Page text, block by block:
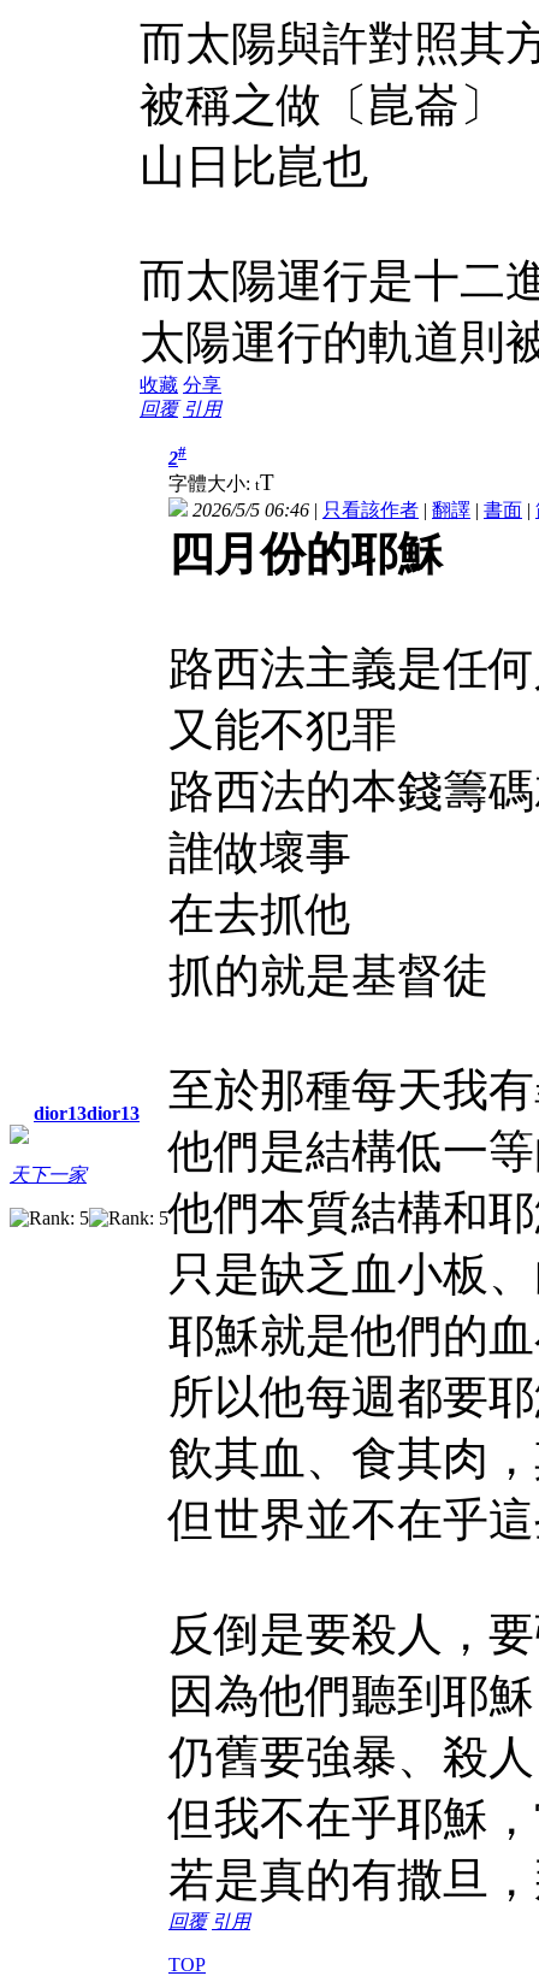
而太陽與許對照其
被稱之做〔崑崙〕
山日比崑也
而太陽運行是十二
太陽運行的軌道則
收藏 分享
回覆 引用
dior13dior13
天下一家
2#
字體大小: tT
2026/5/5 06:46 | 只看該作者 | 翻譯 | 書面 |
四月份的耶穌
路西法主義是任
又能不犯罪
路西法的本錢籌
誰做壞事
在去抓他
抓的就是基督徒
至於那種每天我
他們是結構低一
他們本質結構和
只是缺乏血小板
耶穌就是他們的
所以他每週都要
飲其血、食其肉
但世界並不在乎
反倒是要殺人，
因為他們聽到耶
仍舊要強暴、殺人
但我不在乎耶穌
若是真的有撒旦
回覆 引用
TOP